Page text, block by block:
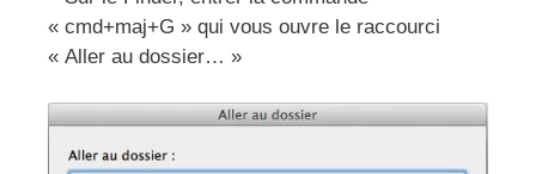
« cmd+maj+G » qui vous ouvre le raccourci
« Aller au dossier… »